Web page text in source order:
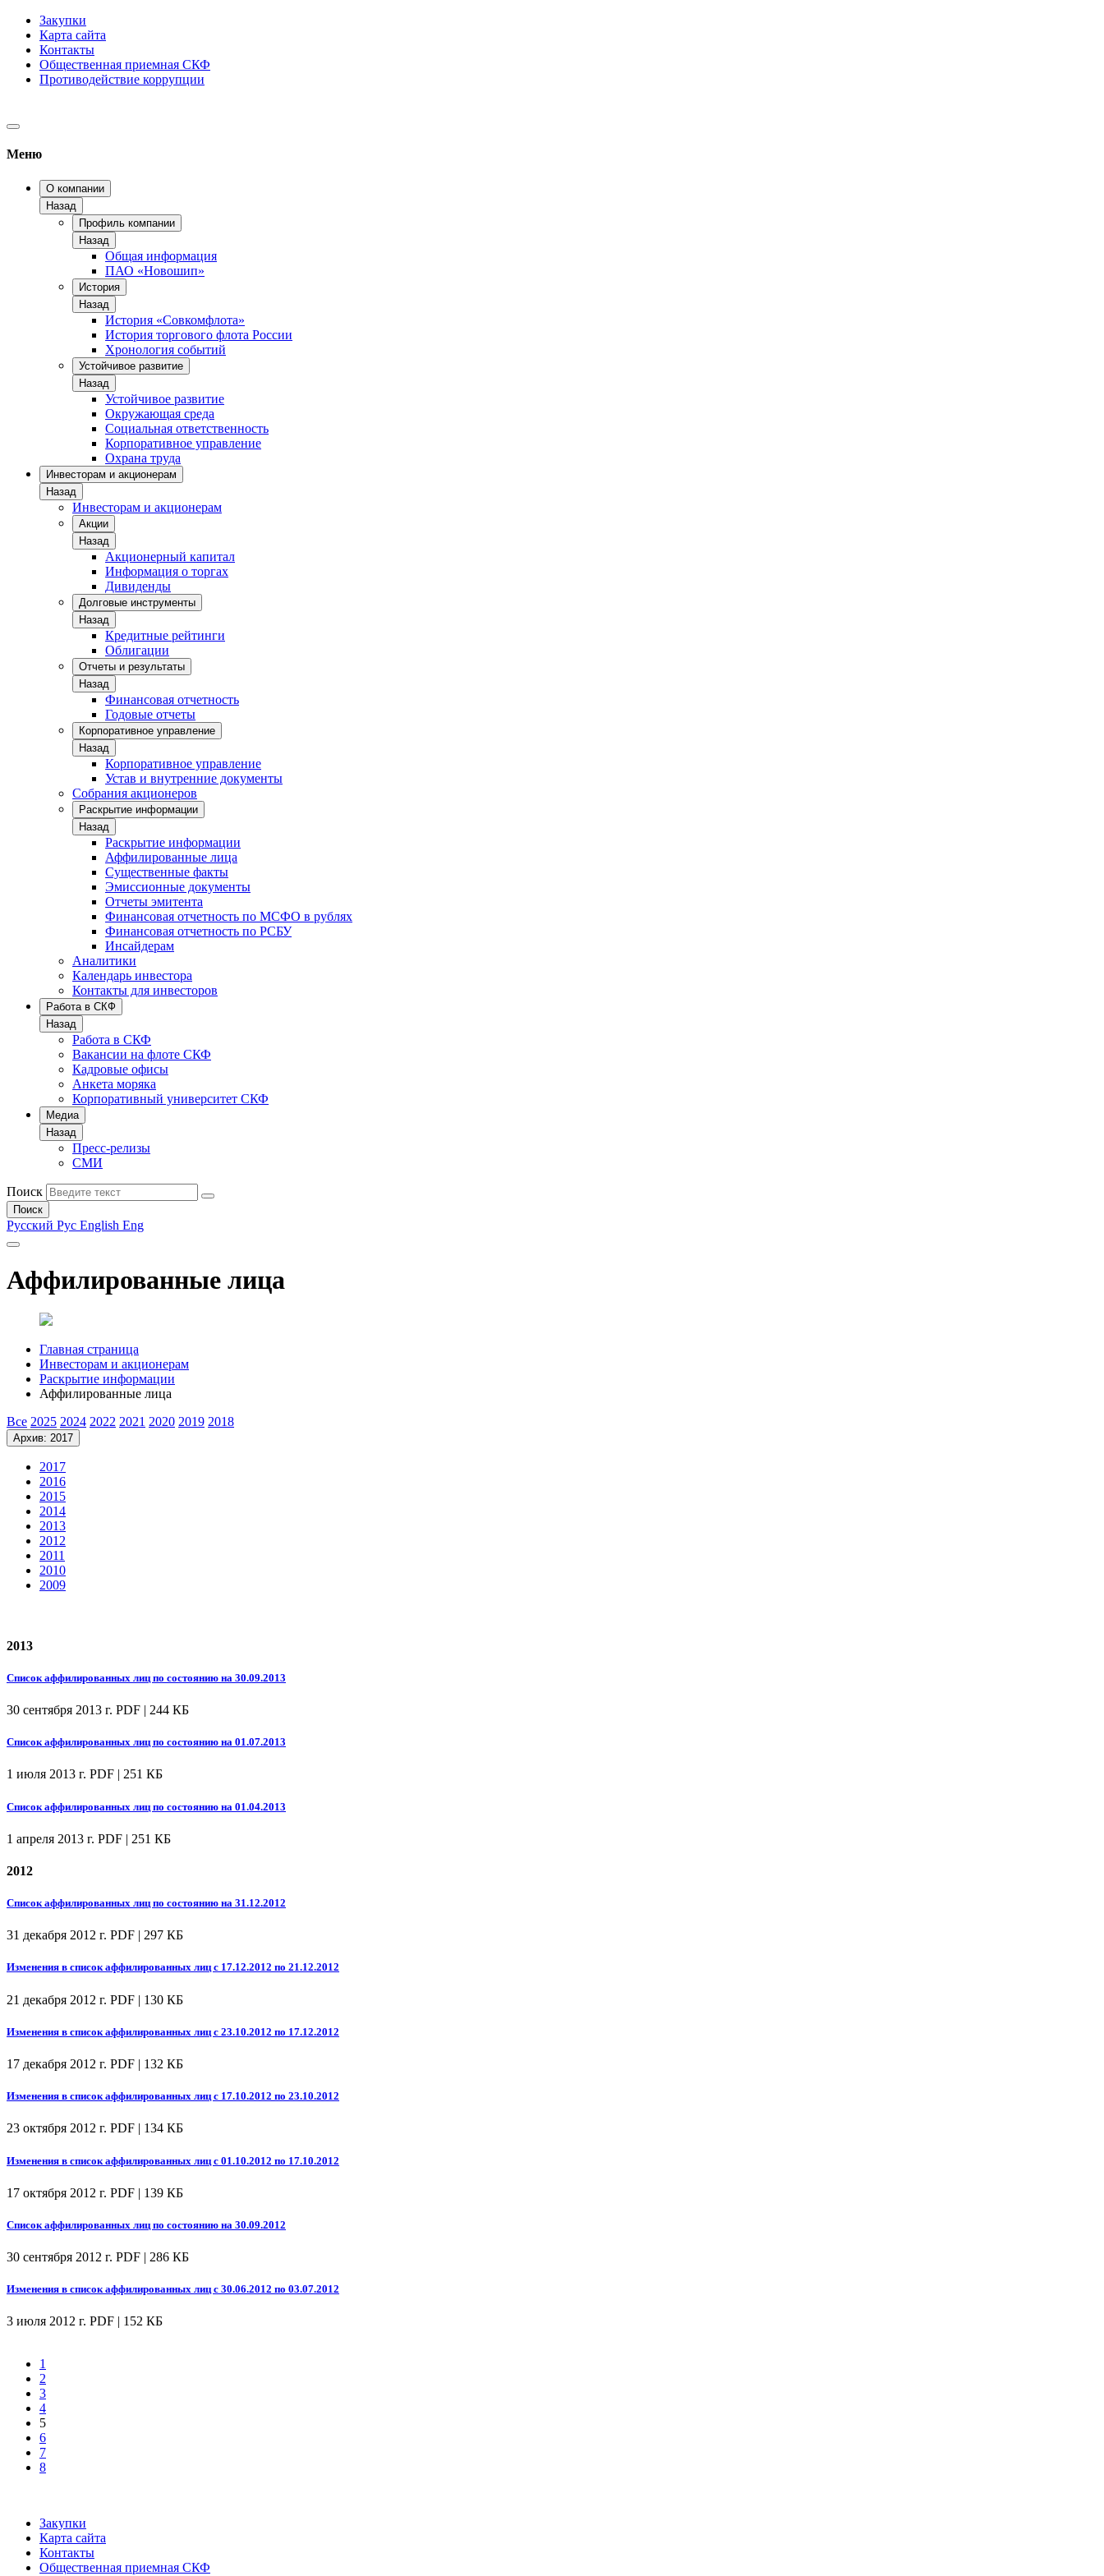
Закупки
Карта сайта
Контакты
Общественная приемная СКФ
Противодействие коррупции
Меню
О компании
Назад
Профиль компании
Назад
Общая информация
ПАО «Новошип»
История
Назад
История «Совкомфлота»
История торгового флота России
Хронология событий
Устойчивое развитие
Назад
Устойчивое развитие
Окружающая среда
Социальная ответственность
Корпоративное управление
Охрана труда
Инвесторам и акционерам
Назад
Инвесторам и акционерам
Акции
Назад
Акционерный капитал
Информация о торгах
Дивиденды
Долговые инструменты
Назад
Кредитные рейтинги
Облигации
Отчеты и результаты
Назад
Финансовая отчетность
Годовые отчеты
Корпоративное управление
Назад
Корпоративное управление
Устав и внутренние документы
Собрания акционеров
Раскрытие информации
Назад
Раскрытие информации
Аффилированные лица
Существенные факты
Эмиссионные документы
Отчеты эмитента
Финансовая отчетность по МСФО в рублях
Финансовая отчетность по РСБУ
Инсайдерам
Аналитики
Календарь инвестора
Контакты для инвесторов
Работа в СКФ
Назад
Работа в СКФ
Вакансии на флоте СКФ
Кадровые офисы
Анкета моряка
Корпоративный университет СКФ
Медиа
Назад
Пресс-релизы
СМИ
Поиск
Поиск
Русский Рус English Eng
Аффилированные лица
Главная страница
Инвесторам и акционерам
Раскрытие информации
Аффилированные лица
Все 2025 2024 2022 2021 2020 2019 2018
Архив: 2017
2017
2016
2015
2014
2013
2012
2011
2010
2009
2013
Список аффилированных лиц по состоянию на 30.09.2013
30 сентября 2013 г. PDF | 244 КБ
Список аффилированных лиц по состоянию на 01.07.2013
1 июля 2013 г. PDF | 251 КБ
Список аффилированных лиц по состоянию на 01.04.2013
1 апреля 2013 г. PDF | 251 КБ
2012
Список аффилированных лиц по состоянию на 31.12.2012
31 декабря 2012 г. PDF | 297 КБ
Изменения в список аффилированных лиц с 17.12.2012 по 21.12.2012
21 декабря 2012 г. PDF | 130 КБ
Изменения в список аффилированных лиц с 23.10.2012 по 17.12.2012
17 декабря 2012 г. PDF | 132 КБ
Изменения в список аффилированных лиц с 17.10.2012 по 23.10.2012
23 октября 2012 г. PDF | 134 КБ
Изменения в список аффилированных лиц с 01.10.2012 по 17.10.2012
17 октября 2012 г. PDF | 139 КБ
Список аффилированных лиц по состоянию на 30.09.2012
30 сентября 2012 г. PDF | 286 КБ
Изменения в список аффилированных лиц с 30.06.2012 по 03.07.2012
3 июля 2012 г. PDF | 152 КБ
1
2
3
4
5
6
7
8
Закупки
Карта сайта
Контакты
Общественная приемная СКФ